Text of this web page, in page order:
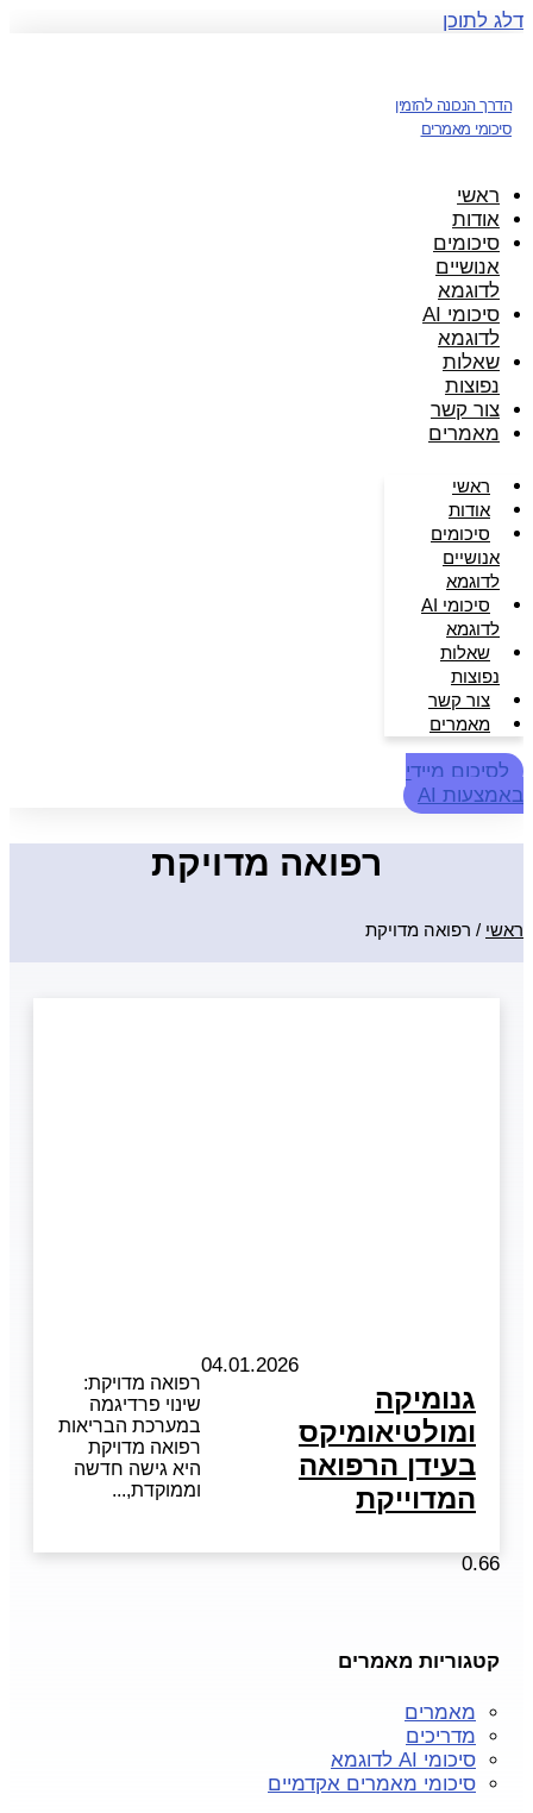
דלג לתוכן
הדרך הנכונה להזמין
סיכומי מאמרים
ראשי
אודות
סיכומים
אנושיים
לדוגמא
סיכומי AI
לדוגמא
שאלות
נפוצות
צור קשר
מאמרים
ראשי
אודות
סיכומים
אנושיים
לדוגמא
סיכומי AI
לדוגמא
שאלות
נפוצות
צור קשר
מאמרים
לסיכום מיידי
באמצעות AI
רפואה מדויקת
ראשי / רפואה מדויקת
גנומיקה
ומולטיאומיקס
בעידן הרפואה
המדוייקת
04.01.2026
רפואה מדויקת:
שינוי פרדיגמה
במערכת הבריאות
רפואה מדויקת
היא גישה חדשה
וממוקדת,
קטגוריות מאמרים
מאמרים
מדריכים
סיכומי AI לדוגמא
סיכומי מאמרים אקדמיים